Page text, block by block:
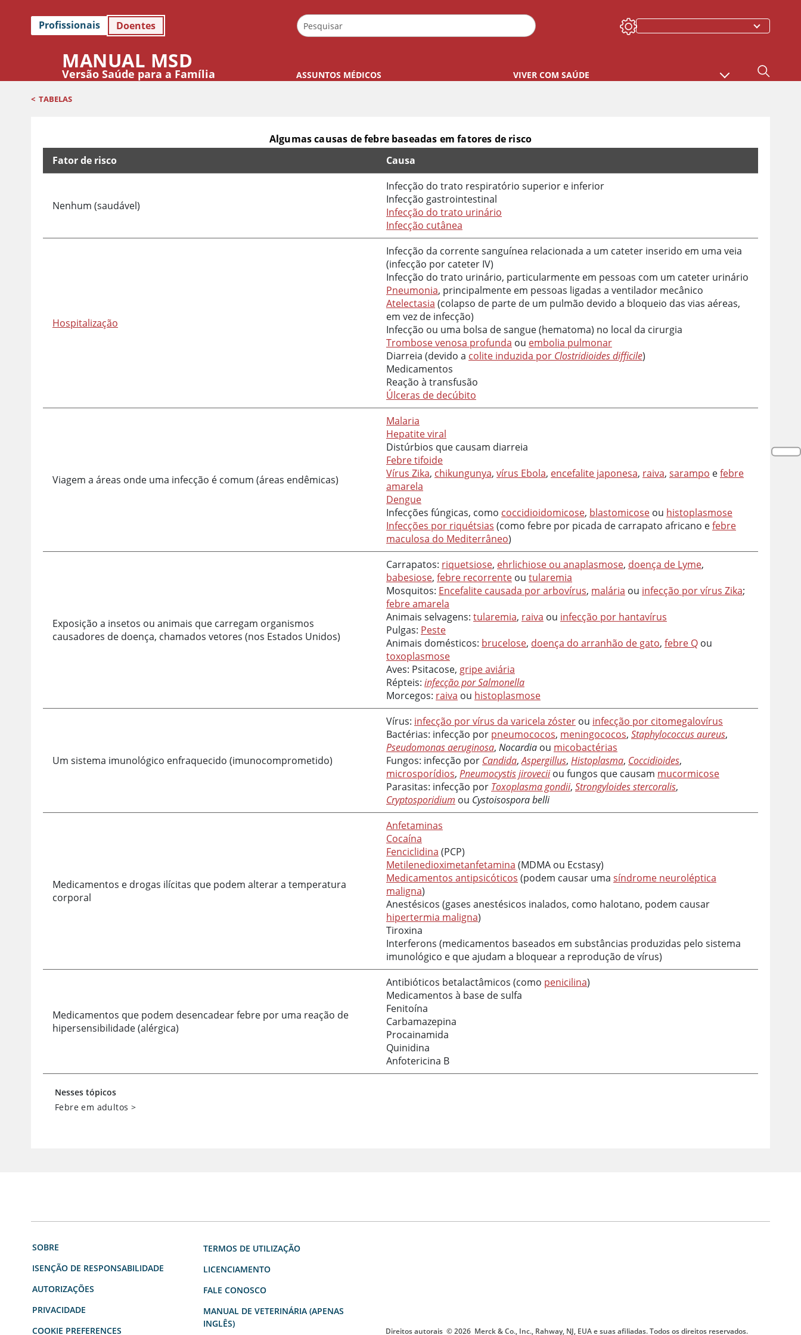
Profissionais Doentes
MANUAL MSD
Versão Saúde para a Família ASSUNTOS MÉDICOS VIVER COM SAÚDE
< TABELAS
Algumas causas de febre baseadas em fatores de risco
Fator de risco Causa
Nenhum (saudável)
Infecção do trato respiratório superior e inferior
Infecção gastrointestinal
Infecção do trato urinário
Infecção cutânea
Hospitalização
Infecção da corrente sanguínea relacionada a um cateter inserido em uma veia
(infecção por cateter IV)
Infecção do trato urinário, particularmente em pessoas com um cateter urinário
Pneumonia, principalmente em pessoas ligadas a ventilador mecânico
Atelectasia (colapso de parte de um pulmão devido a bloqueio das vias aéreas,
em vez de infecção)
Infecção ou uma bolsa de sangue (hematoma) no local da cirurgia
Trombose venosa profunda ou embolia pulmonar
Diarreia (devido a colite induzida por Clostridioides difficile)
Medicamentos
Reação à transfusão
Úlceras de decúbito
Viagem a áreas onde uma infecção é comum (áreas endêmicas)
Malaria
Hepatite viral
Distúrbios que causam diarreia
Febre tifoide
Vírus Zika, chikungunya, vírus Ebola, encefalite japonesa, raiva, sarampo efebre
amarela
Dengue
Infecções fúngicas, como coccidioidomicose, blastomicose ou histoplasmose
Infecções por riquétsias (como febre por picada de carrapato africano efebre
maculosa do Mediterrâneo)
Exposição a insetos ou animais que carregam organismos
causadores de doença, chamados vetores (nos Estados Unidos)
Carrapatos: riquetsiose, ehrlichiose ou anaplasmose, doença de Lyme,
babesiose, febre recorrente ou tularemia
Mosquitos: Encefalite causada por arbovírus, malária ou infecção por vírus Zika;
febre amarela
Animais selvagens: tularemia, raiva ou infecção por hantavírus
Pulgas: Peste
Animais domésticos: brucelose, doença do arranhão de gato, febre Q ou
toxoplasmose
Aves: Psitacose, gripe aviária
Répteis: infecção por Salmonella
Morcegos: raiva ou histoplasmose
Um sistema imunológico enfraquecido (imunocomprometido)
Vírus: infecção por vírus da varicela zóster ou infecção por citomegalovírus
Bactérias: infecção por pneumococos, meningococos, Staphylococcus aureus,
Pseudomonas aeruginosa, Nocardia ou micobactérias
Fungos: infecção por Candida,Aspergillus, Histoplasma, Coccidioides,
microsporídios, Pneumocystis jiroveciiou fungos que causam mucormicose
Parasitas: infecção por Toxoplasma gondii, Strongyloides stercoralis,
Cryptosporidium ou Cystoisospora belli
Medicamentos e drogas ilícitas que podem alterar a temperatura
corporal
Anfetaminas
Cocaína
Fenciclidina (PCP)
Metilenedioximetanfetamina (MDMA ou Ecstasy)
Medicamentos antipsicóticos (podem causar uma síndrome neuroléptica
maligna)
Anestésicos (gases anestésicos inalados, como halotano, podem causar
hipertermia maligna)
Tiroxina
Interferons (medicamentos baseados em substâncias produzidas pelo sistema
imunológico e que ajudam a bloquear a reprodução de vírus)
Medicamentos que podem desencadear febre por uma reação de
hipersensibilidade (alérgica)
Antibióticos betalactâmicos (como penicilina)
Medicamentos à base de sulfa
Fenitoína
Carbamazepina
Procainamida
Quinidina
Anfotericina B
Nesses tópicos
Febre em adultos >
SOBRE
ISENÇÃO DE RESPONSABILIDADE
AUTORIZAÇÕES
PRIVACIDADE
COOKIE PREFERENCES
TERMOS DE UTILIZAÇÃO
LICENCIAMENTO
FALE CONOSCO
MANUAL DE VETERINÁRIA (APENAS
INGLÊS)
Direitos autorais © 2026 Merck & Co., Inc., Rahway, NJ, EUA e suas afiliadas. Todos os direitos reservados.